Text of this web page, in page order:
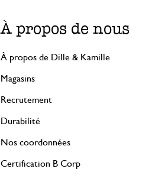
À propos de nous
À propos de Dille & Kamille
Magasins
Recrutement
Durabilité
Nos coordonnées
Certification B Corp